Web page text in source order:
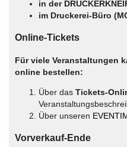
in der
im Druckerei-Büro
Online-Tickets
Für viele Veranstaltungen
online bestellen:
Über das Tickets-
Über unseren
Vorverkauf-Ende